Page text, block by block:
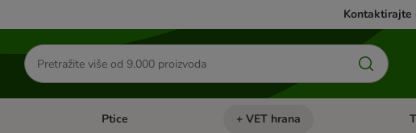
Kontaktirajte
Traži
proizvode
Pregled kategorija: Male životinje
Ptice Pregled kategorija: Ptice
+ VET hrana